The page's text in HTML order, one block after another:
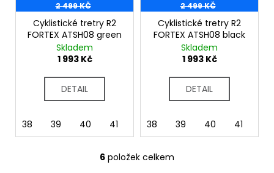
2 499 KČ
Cyklistické tretry R2
FORTEX ATSH08 green
Skladem
1 993 Kč
DETAIL
38 39 40 41 42 43 44 45
2 499 KČ
Cyklistické tretry R2
FORTEX ATSH08 black
Skladem
1 993 Kč
DETAIL
38 39 40 41
O
6 položek celkem